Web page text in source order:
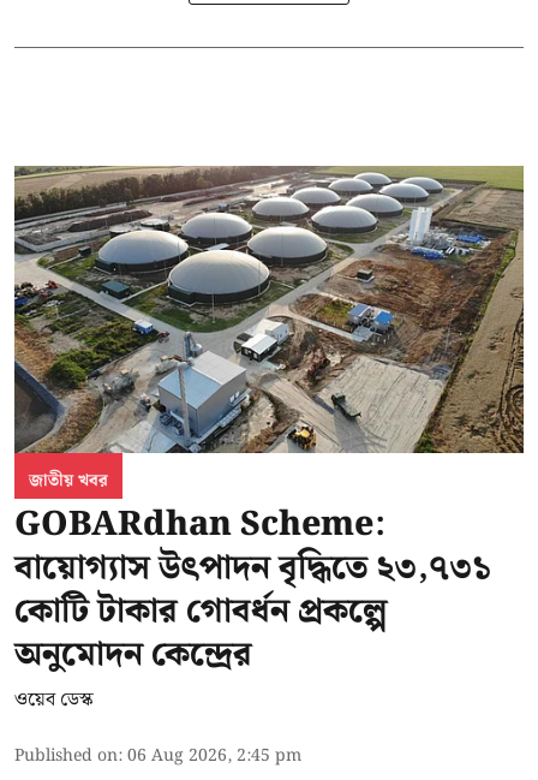
জাতীয় খবর
GOBARdhan Scheme:
বায়োগ্যাস উৎপাদন বৃদ্ধিতে ২৩,৭৩১
কোটি টাকার গোবর্ধন প্রকল্পে
অনুমোদন কেন্দ্রের
ওয়েব ডেস্ক
Published on:06 Aug 2026, 2:45 pm